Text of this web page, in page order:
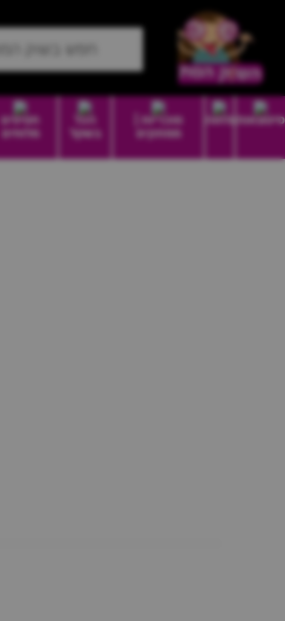
סיטונאותמזווה
סוכריות |
ממתקים
הכל
בשקל
חטיפים
מלוחים